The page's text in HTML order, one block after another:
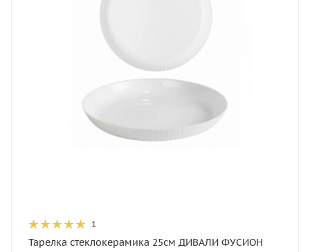
1
Тарелка стеклокерамика 25см ДИВАЛИ ФУСИОН